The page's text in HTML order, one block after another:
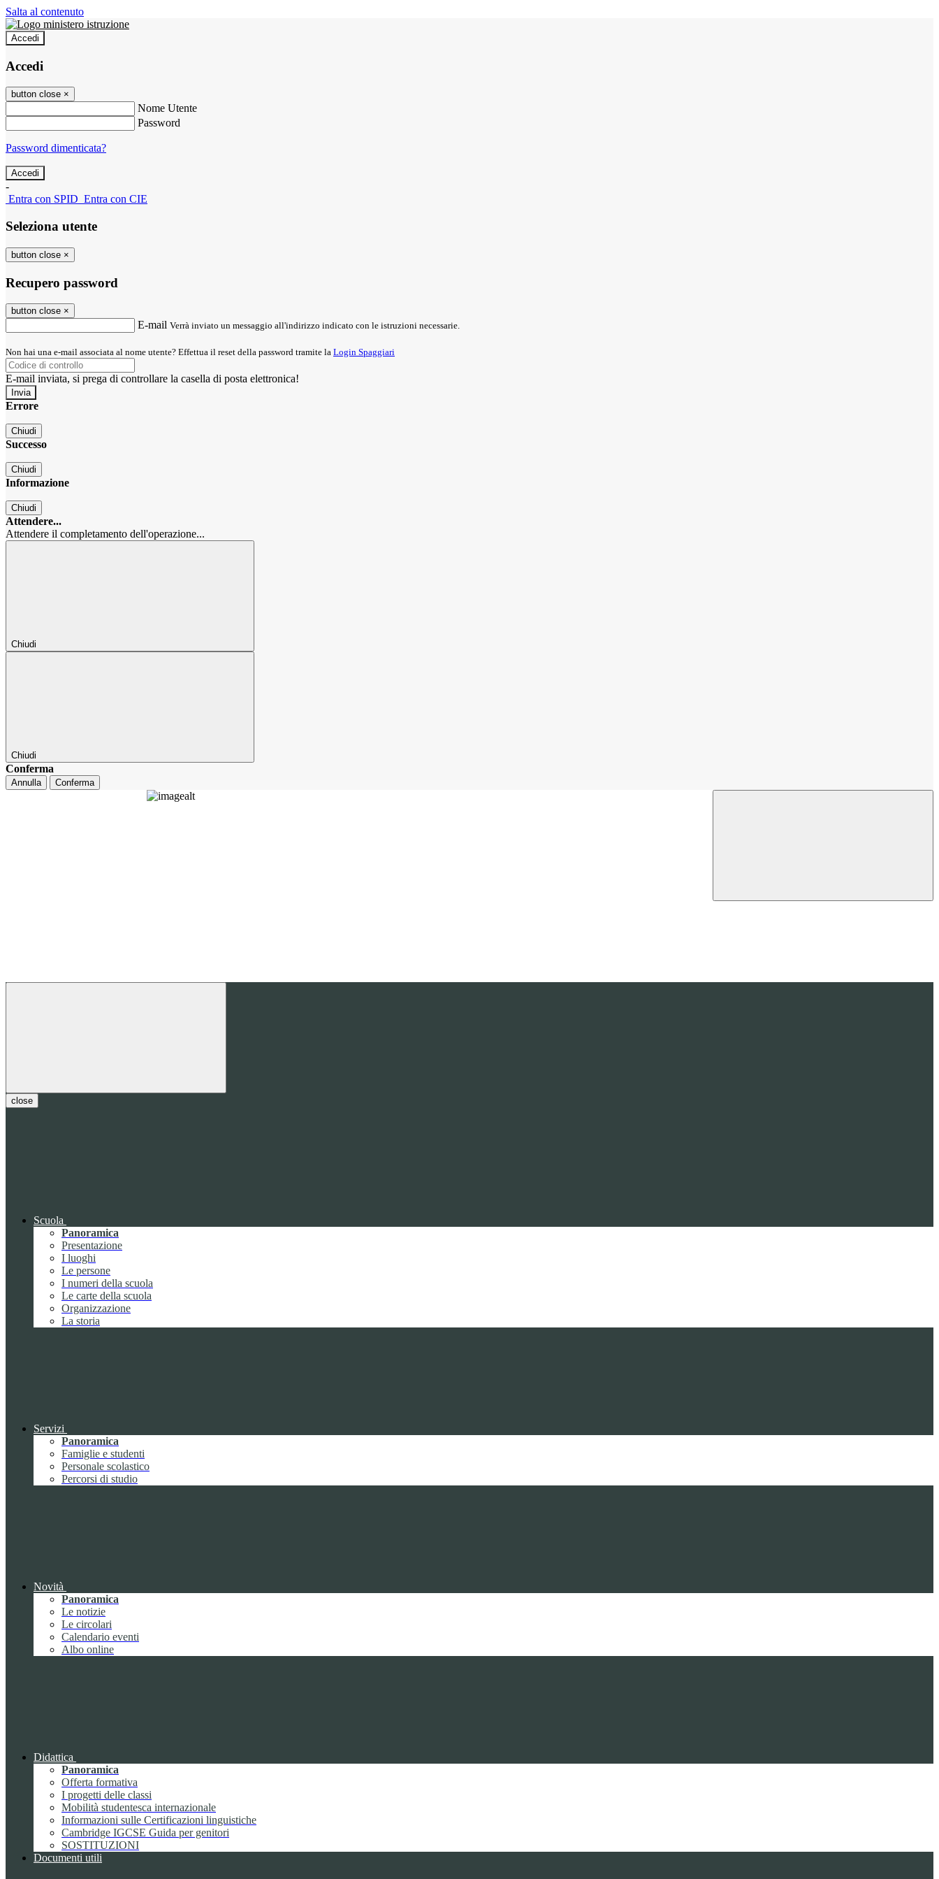
Salta al contenuto
Accedi
Accedi
button close ×
Nome Utente
Password
Password dimenticata?
-
Entra con SPID Entra con CIE
Seleziona utente
button close ×
Recupero password
button close ×
E-mail Verrà inviato un messaggio all'indirizzo indicato con le istruzioni necessarie.
Non hai una e-mail associata al nome utente? Effettua il reset della password tramite la Login Spaggiari
E-mail inviata, si prega di controllare la casella di posta elettronica!
Errore
Chiudi
Successo
Chiudi
Informazione
Chiudi
Attendere...
Attendere il completamento dell'operazione...
Chiudi
Chiudi
Conferma
Annulla Conferma
close
Scuola
Panoramica
Presentazione
I luoghi
Le persone
I numeri della scuola
Le carte della scuola
Organizzazione
La storia
Servizi
Panoramica
Famiglie e studenti
Personale scolastico
Percorsi di studio
Novità
Panoramica
Le notizie
Le circolari
Calendario eventi
Albo online
Didattica
Panoramica
Offerta formativa
I progetti delle classi
Mobilità studentesca internazionale
Informazioni sulle Certificazioni linguistiche
Cambridge IGCSE Guida per genitori
SOSTITUZIONI
Documenti utili